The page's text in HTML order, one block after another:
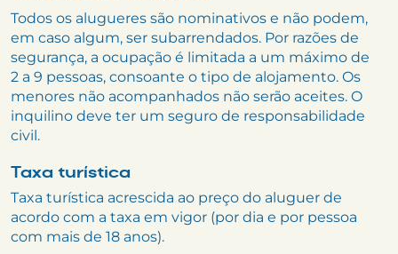
Todos os alugueres são nominativos e não podem,
em caso algum, ser subarrendados. Por razões de
segurança, a ocupação é limitada a um máximo de
2 a 9 pessoas, consoante o tipo de alojamento. Os
menores não acompanhados não serão aceites. O
inquilino deve ter um seguro de responsabilidade
civil.
Taxa turística
Taxa turística acrescida ao preço do aluguer de
acordo com a taxa em vigor (por dia e por pessoa
com mais de 18 anos).